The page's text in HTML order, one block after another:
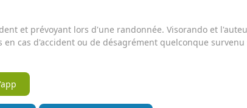
et prévoyant lors d'une randonnée. Visorando et
en cas d'accident ou de désagrément quelconque